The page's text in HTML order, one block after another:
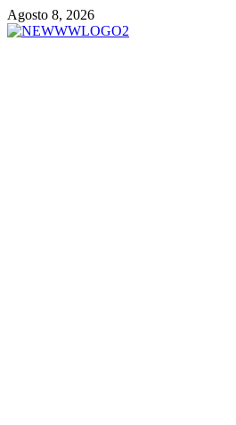
Vai
al
Agosto 8, 2026